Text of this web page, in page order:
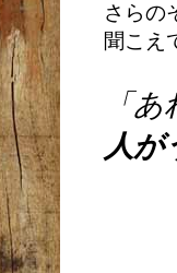
さらの
聞こえ
「
人が